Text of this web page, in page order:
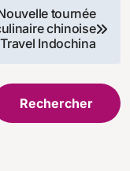
tournée
chinoise
Indochina